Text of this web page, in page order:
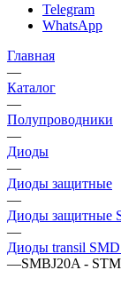
Telegram
WhatsApp
Главная
—
Каталог
—
Полупроводники
—
Диоды
—
Диоды защитные
—
Диоды защитные
—
Диоды transil
—SMBJ20A -